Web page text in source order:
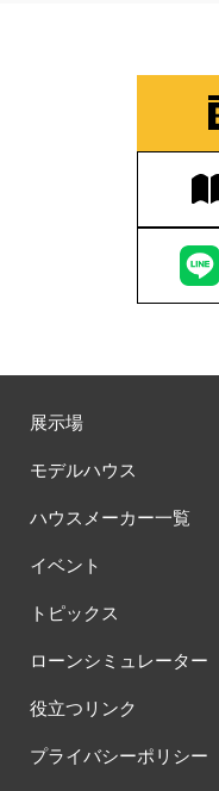
展示場
モデルハウス
ハウスメーカー一覧
イベント
トピックス
ローンシミュレーター
役立つリンク
プライバシーポリシー